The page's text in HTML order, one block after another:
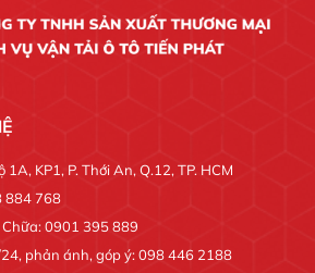
KP1, P. Thới An, Q.12, TP. HCM
884 768
0901 395 889
phản ánh, góp ý: 098 446 2188